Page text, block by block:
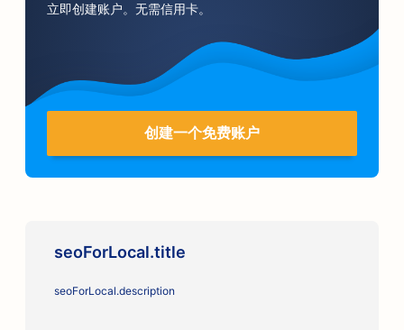
立即创建账户。无需信用卡。
创建一个免费账户
seoForLocal.title
seoForLocal.description